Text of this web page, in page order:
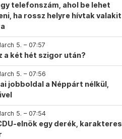
telefonszám, ahol be lehet
ha rossz helyre hívtak valakit
5. – 07:57
a két hét szigor után?
5. – 07:56
jobboldal a Néppárt nélkül,
5. – 07:54
elnök egy derék, karakteres